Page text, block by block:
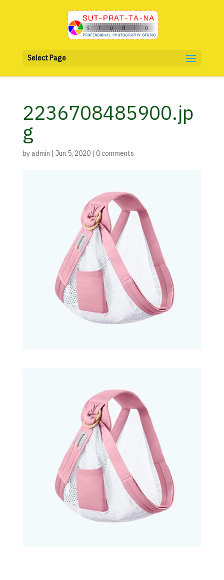
Select Page
2236708485900.jp
g
byadmin | Jun 5, 2020| 0 comments